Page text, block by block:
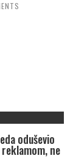
oduševio
ne